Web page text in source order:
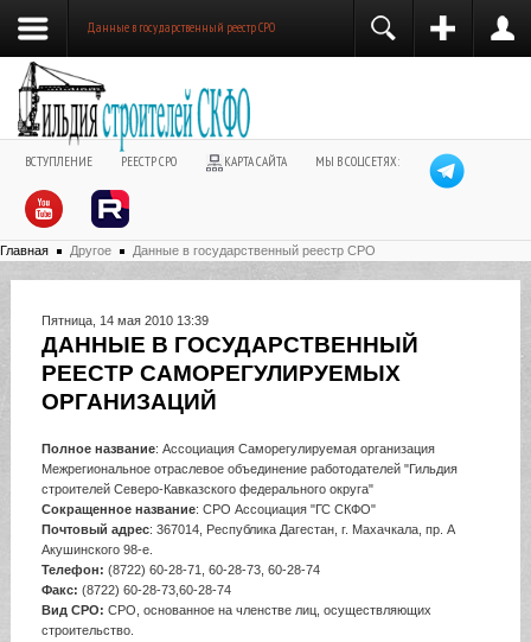
Данные в государственный реестр СРО
ВСТУПЛЕНИЕ РЕЕСТР СРО КАРТА САЙТА МЫ В СОЦСЕТЯХ:
Главная Другое Данные в государственный реестр СРО
Пятница, 14 мая 2010 13:39
ДАННЫЕ В ГОСУДАРСТВЕННЫЙ
РЕЕСТР САМОРЕГУЛИРУЕМЫХ
ОРГАНИЗАЦИЙ
Полное название: Ассоциация Cаморегулируемая организация
Межрегиональное отраслевое объединение работодателей "Гильдия
строителей Северо-Кавказского федерального округа"
Сокращенное название: СРО Ассоциация "ГС СКФО"
Почтовый адрес: 367014, Республика Дагестан, г. Махачкала, пр. А
Акушинского 98-е.
Телефон: (8722) 60-28-71, 60-28-73, 60-28-74
Факс: (8722) 60-28-73,60-28-74
Вид СРО: СРО, основанное на членстве лиц, осуществляющих
строительство.